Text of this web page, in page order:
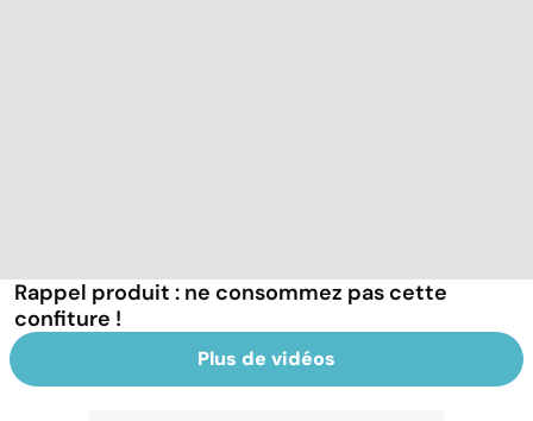
Rappel produit : ne consommez pas cette
confiture !
Plus de vidéos